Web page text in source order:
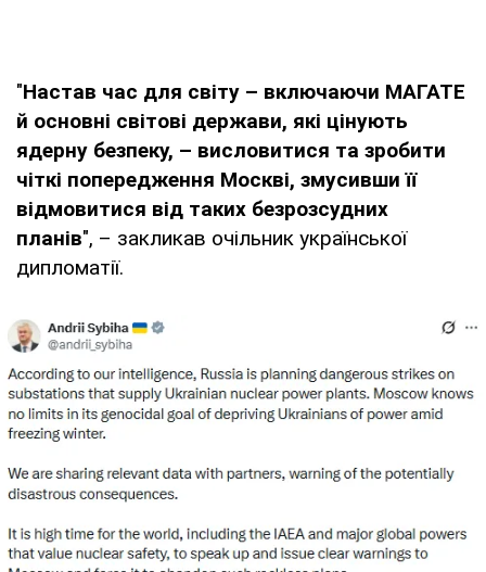
"Настав час для світу – включаючи МАГАТЕ
й основні світові держави, які цінують
ядерну безпеку, – висловитися та зробити
чіткі попередження Москві, змусивши її
відмовитися від таких безрозсудних
планів", – закликав очільник української
дипломатії.